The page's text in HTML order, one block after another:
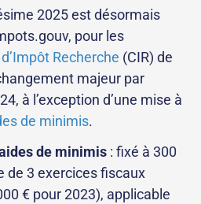
2025 est désormais
pour les
Recherche (CIR) de
majeur par
à l’exception d’une mise à
de minimis.
de minimis : fixé à 300
de 3 exercices fiscaux
€ pour 2023), applicable